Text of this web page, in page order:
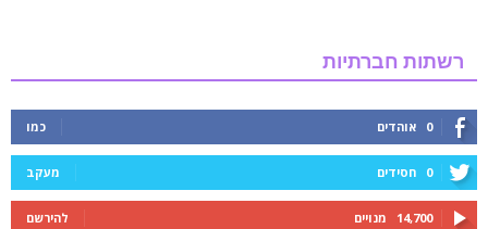
רשתות חברתיות
0 אוהדים כמו
0 חסידים מעקב
14,700 מנויים להירשם